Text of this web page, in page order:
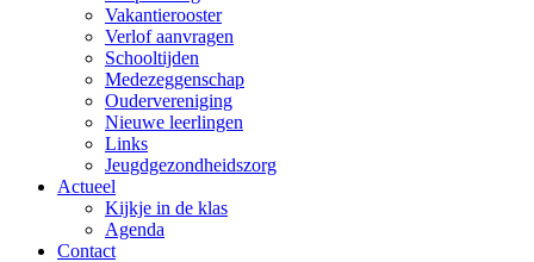
Vakantierooster
Verlof aanvragen
Schooltijden
Medezeggenschap
Oudervereniging
Nieuwe leerlingen
Links
Jeugdgezondheidszorg
Actueel
Kijkje in de klas
Agenda
Contact